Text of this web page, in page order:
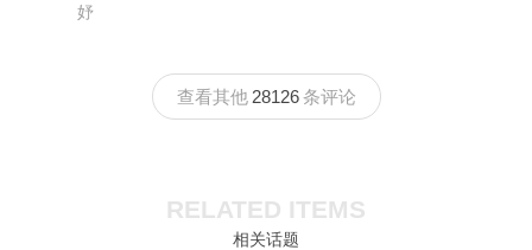
妤
查看其他 28126 条评论
RELATED ITEMS
相关话题